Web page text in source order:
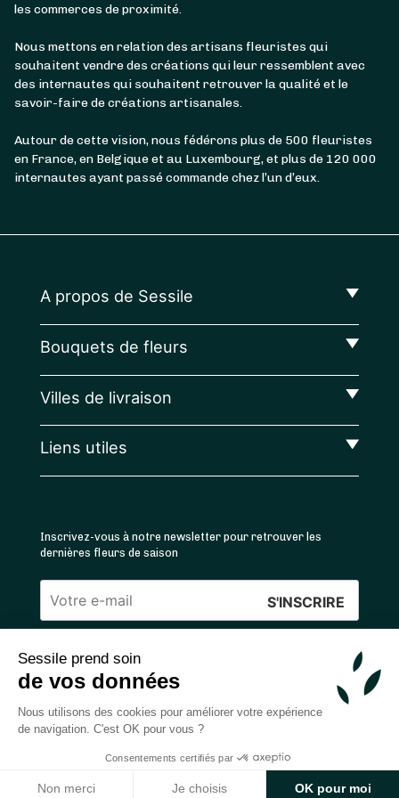
Sessile prend soin
de vos données
Nous utilisons des cookies pour améliorer votre expérience
de navigation. C'est OK pour vous ?
Consentements certifiés par
Non merci Je choisis OK pour moi
Ajouter au panier
les commerces de proximité.
Nous mettons en relation des artisans fleuristes qui
souhaitent vendre des créations qui leur ressemblent avec
des internautes qui souhaitent retrouver la qualité et le
savoir-faire de créations artisanales.
Autour de cette vision, nous fédérons plus de 500 fleuristes
en France, en Belgique et au Luxembourg, et plus de 120 000
internautes ayant passé commande chez l’un d’eux.
A propos de Sessile
Bouquets de fleurs
Villes de livraison
Liens utiles
Inscrivez-vous à notre newsletter pour retrouver les
dernières fleurs de saison
Veuillez
ce
champ
4.4 /5 ⭐ | 120 000+ bouquets livrés |
Achats 100% sécurisés
2026 — © Sessile SAS